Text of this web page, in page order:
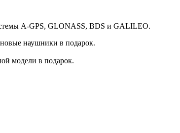
A-GPS, GLONASS, BDS и GALILEO.
наушники в подарок.
модели в подарок.